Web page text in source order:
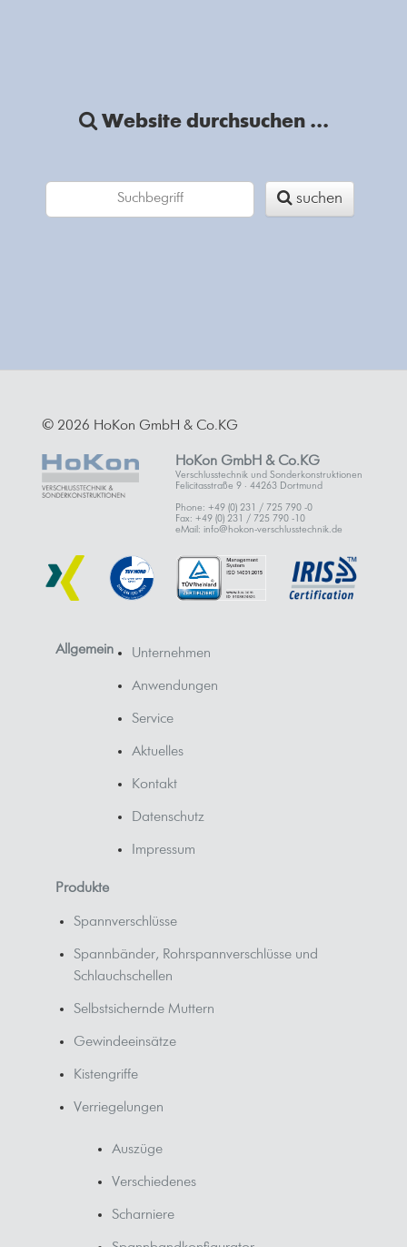
Website durchsuchen ...
suchen
© 2026 HoKon GmbH & Co.KG
HoKon GmbH & Co.KG
Verschlusstechnik und Sonderkonstruktionen
Felicitasstraße 9 · 44263 Dortmund
Phone: +49 (0) 231 / 725 790 -0
Fax: +49 (0) 231 / 725 790 -10
eMail: info@hokon-verschlusstechnik.de
Allgemein Unternehmen
Anwendungen
Service
Aktuelles
Kontakt
Datenschutz
Impressum
Produkte
Spannverschlüsse
Spannbänder, Rohrspannverschlüsse und
Schlauchschellen
Selbstsichernde Muttern
Gewindeeinsätze
Kistengriffe
Verriegelungen
Auszüge
Verschiedenes
Scharniere